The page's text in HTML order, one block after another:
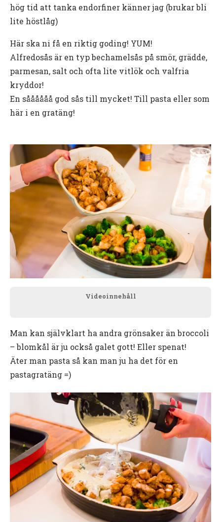
hög tid att tanka endorfiner känner jag (brukar bli
lite höstlåg)
Här ska ni få en riktig goding! YUM!
Alfredosås är en typ bechamelsås på smör, grädde,
parmesan, salt och ofta lite vitlök och valfria
kryddor!
En såååååå god sås till mycket! Till pasta eller som
här i en gratäng!
Videoinnehåll
Man kan självklart ha andra grönsaker än broccoli
– blomkål är ju också galet gott! Eller spenat!
Äter man pasta så kan man ju ha det för en
pastagratäng =)